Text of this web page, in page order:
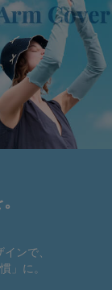
スタイル
ンで、
」に。